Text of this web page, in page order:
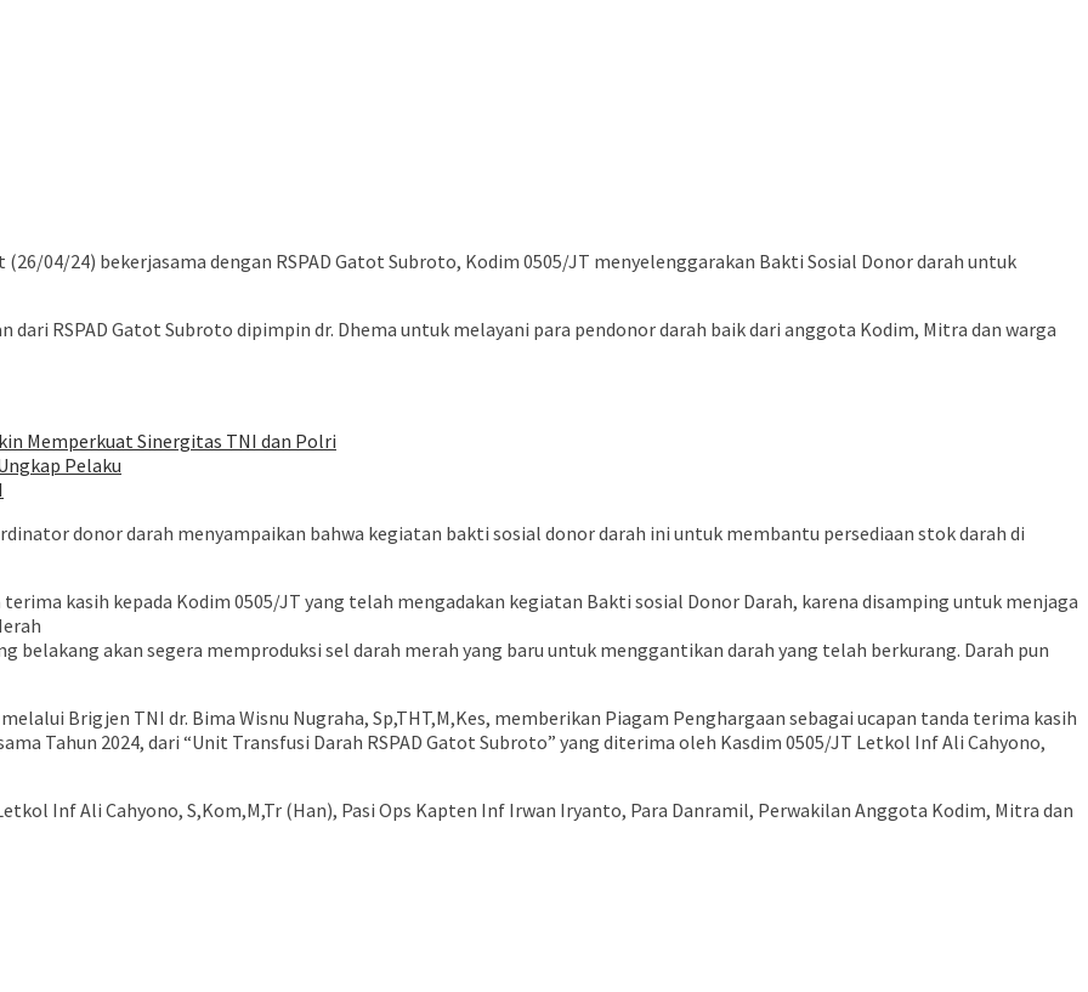
04/24) bekerjasama dengan RSPAD Gatot Subroto, Kodim 0505/JT menyelenggarakan Bakti Sosial Donor darah untuk
RSPAD Gatot Subroto dipimpin dr. Dhema untuk melayani para pendonor darah baik dari anggota Kodim, Mitra dan warga
Memperkuat Sinergitas TNI dan Polri
Pelaku
donor darah menyampaikan bahwa kegiatan bakti sosial donor darah ini untuk membantu persediaan stok darah di
kasih kepada Kodim 0505/JT yang telah mengadakan kegiatan Bakti sosial Donor Darah, karena disamping untuk menjaga
belakang akan segera memproduksi sel darah merah yang baru untuk menggantikan darah yang telah berkurang. Darah pun
Brigjen TNI dr. Bima Wisnu Nugraha, Sp,THT,M,Kes, memberikan Piagam Penghargaan sebagai ucapan tanda terima kasih
Tahun 2024, dari “Unit Transfusi Darah RSPAD Gatot Subroto” yang diterima oleh Kasdim 0505/JT Letkol Inf Ali Cahyono,
Inf Ali Cahyono, S,Kom,M,Tr (Han), Pasi Ops Kapten Inf Irwan Iryanto, Para Danramil, Perwakilan Anggota Kodim, Mitra dan